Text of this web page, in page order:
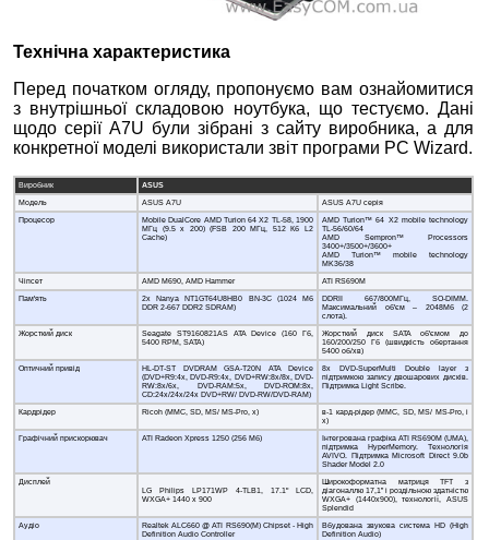
Технічна характеристика
Перед початком огляду, пропонуємо вам ознайомитися
з внутрішньої складовою ноутбука, що тестуємо. Дані
щодо серії A7U були зібрані з сайту виробника, а для
конкретної моделі використали звіт програми PC Wizard.
Виробник
ASUS
Модель
ASUS A7U
ASUS A7U серія
Процесор
Mobile DualCore AMD Turion 64 X2 TL-58, 1900
МГц (9.5 x 200) (FSB 200 МГц, 512 Кб L2
Cache)
AMD Turion™ 64 X2 mobile technology
TL-56/60/64
AMD Sempron™ Processors
3400+/3500+/3600+
AMD Turion™ mobile technology
MK36/38
Чіпсет
AMD M690, AMD Hammer
ATI RS690M
Пам'ять
2x Nanya NT1GT64U8HB0 BN-3C (1024 Мб
DDR 2-667 DDR2 SDRAM)
DDRII 667/800МГц, SO-DIMM.
Максимальний об'єм – 2048Мб (2
слота).
Жорсткий диск
Seagate ST9160821AS ATA Device (160 Гб,
5400 RPM, SATA)
Жорсткий диск SATA об'ємом до
160/200/250 Гб (швидкість обертання
5400 об/хв)
Оптичний привід
HL-DT-ST DVDRAM GSA-T20N ATA Device
(DVD+R9:4x, DVD-R9:4x, DVD+RW:8x/8x, DVD-
RW:8x/6x, DVD-RAM:5x, DVD-ROM:8x,
CD:24x/24x/24x DVD+RW/ DVD-RW/DVD-RAM)
8x DVD-SuperMulti Double layer з
підтримкою запису двошарових дисків.
Підтримка Light Scribe.
Кардрідер Ricoh (MMC, SD, MS/ MS-Pro, x)
в-1 кард-рідер (MMC, SD, MS/ MS-Pro, і
x)
Графічний прискорювач
ATI Radeon Xpress 1250 (256 Мб)
Інтегрована графіка ATI RS690M (UMA),
підтримка HyperMemory. Технологія
AVIVO. Підтримка Microsoft Direct 9.0b
Shader Model 2.0
Дисплей
LG Philips LP171WP 4-TLB1, 17.1" LCD,
WXGA+ 1440 x 900
Широкоформатна матриця TFT з
діагоналлю 17,1” і роздільною здатністю
WXGA+ (1440x900), технології, ASUS
Splendid
Аудіо
Realtek ALC660 @ ATI RS690(M) Chipset - High
Definition Audio Controller
Вбудована звукова система HD (High
Definition Audio)